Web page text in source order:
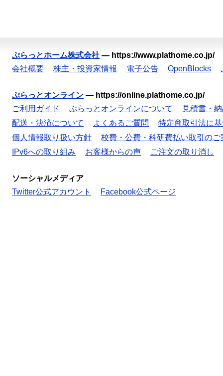
ぷらっとホーム株式会社 — https://www.plathome.co.jp/
会社概要
株主・投資家情報 電子公告 OpenBlocks
ぷらっとオンライン — https://online.plathome.co.jp/
ご利用ガイド
ぷらっとオンラインについて
見積書・
配送・決済について
よくあるご質問
特定商取引法に
個人情報取り扱い方針
校費・公費・科研費払い取引のご
IPv6への取り組み
お客様からの声 ご注文の取り消し
ソーシャルメディア
Twitter公式アカウント
Facebook公式ページ